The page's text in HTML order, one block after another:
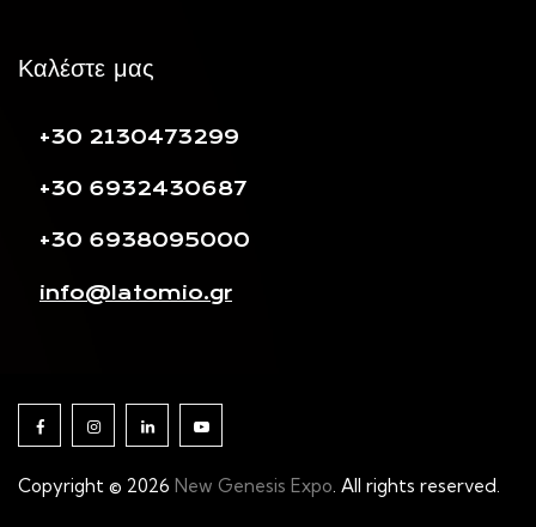
Καλέστε μας
+30 2130473299
+30 6932430687
+30 6938095000
info@latomio.gr
Copyright © 2026 New Genesis Expo. All rights reserved.